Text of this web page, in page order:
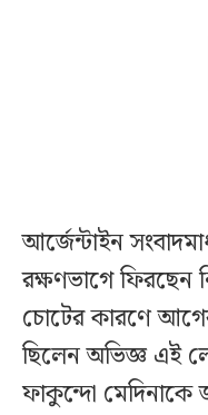
আর্জেন্টাইন
রক্ষণভাগে ফিরছেন
চোটের কারণে
ছিলেন অভিজ্ঞ এই
ফাকুন্দো মেদিনাকে